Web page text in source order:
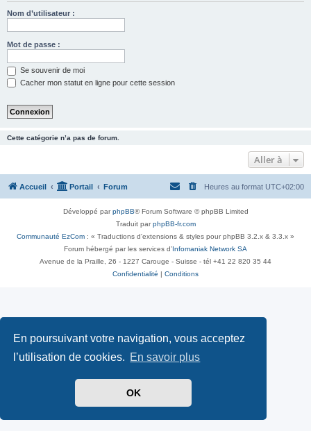
En poursuivant votre navigation, vous acceptez
l’utilisation de cookies. En savoir plus
OK
e
Nom d’utilisateur :
Mot de passe :
Se souvenir de moi
Cacher mon statut en ligne pour cette session
Cette catégorie n’a pas de forum.
Aller à
Accueil Portail Forum Heures au format UTC+02:00
Développé parphpBB® Forum Software © phpBB Limited
Traduit parphpBB-fr.com
Communauté EzCom : « Traductions d'extensions & styles pour phpBB 3.2.x & 3.3.x »
Forum hébergé par les services d’ Infomaniak Network SA
Avenue de la Praille, 26 - 1227 Carouge - Suisse - tél +41 22 820 35 44
Confidentialité
Conditions